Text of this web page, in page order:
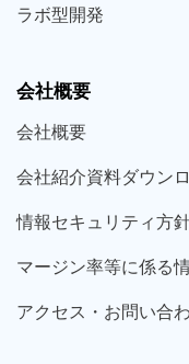
ラボ型開発
会社概要
会社概要
会社紹介資料ダウン
情報セキュリティ方
マージン率等に係る
アクセス・お問い合